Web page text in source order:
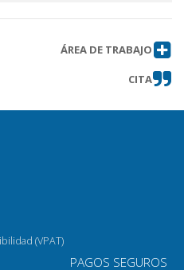
ÁREA DE TRABAJO
CITA
(VPAT)
PAGOS SEGUROS